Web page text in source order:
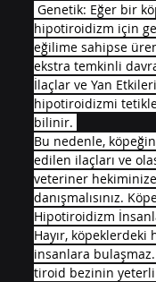
hipotiroidizm için
eğilime sahipse
ekstra temkinli
İlaçlar ve Yan
hipotiroidizmi
bilinir.
Bu nedenle,
edilen ilaçları ve
veteriner hekiminize
danışmalısınız.
Hipotiroidizm
Hayır,
insanlara
tiroid bezinin